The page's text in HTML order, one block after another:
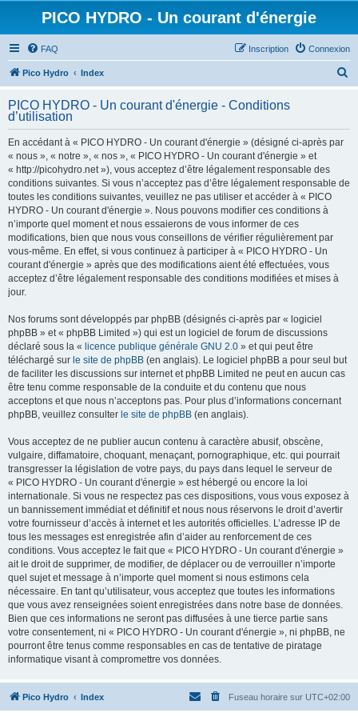
PICO HYDRO - Un courant d'énergie
FAQ Connexion
Inscription
Pico Hydro Index
h
PICO HYDRO - Un courant d'énergie - Conditions
d’utilisation
En accédant à « PICO HYDRO - Un courant d'énergie » (désigné ci-après par
« nous », « notre », « nos », « PICO HYDRO - Un courant d'énergie » et
« http://picohydro.net »), vous acceptez d’être légalement responsable des
conditions suivantes. Si vous n’acceptez pas d’être légalement responsable de
toutes les conditions suivantes, veuillez ne pas utiliser et accéder à « PICO
HYDRO - Un courant d'énergie ». Nous pouvons modifier ces conditions à
n’importe quel moment et nous essaierons de vous informer de ces
modifications, bien que nous vous conseillons de vérifier régulièrement par
vous-même. En effet, si vous continuez à participer à « PICO HYDRO - Un
courant d'énergie » après que des modifications aient été effectuées, vous
acceptez d’être légalement responsable des conditions modifiées et mises à
jour.
Nos forums sont développés par phpBB (désignés ci-après par « logiciel
phpBB » et « phpBB Limited ») qui est un logiciel de forum de discussions
déclaré sous la « licence publique générale GNU 2.0 » et qui peut être
téléchargé sur le site de phpBB (en anglais). Le logiciel phpBB a pour seul but
de faciliter les discussions sur internet et phpBB Limited ne peut en aucun cas
être tenu comme responsable de la conduite et du contenu que nous
acceptons et que nous n’acceptons pas. Pour plus d’informations concernant
phpBB, veuillez consulter le site de phpBB (en anglais).
Vous acceptez de ne publier aucun contenu à caractère abusif, obscène,
vulgaire, diffamatoire, choquant, menaçant, pornographique, etc. qui pourrait
transgresser la législation de votre pays, du pays dans lequel le serveur de
« PICO HYDRO - Un courant d'énergie » est hébergé ou encore la loi
internationale. Si vous ne respectez pas ces dispositions, vous vous exposez à
un bannissement immédiat et définitif et nous nous réservons le droit d’avertir
votre fournisseur d’accès à internet et les autorités officielles. L’adresse IP de
tous les messages est enregistrée afin d’aider au renforcement de ces
conditions. Vous acceptez le fait que « PICO HYDRO - Un courant d'énergie »
ait le droit de supprimer, de modifier, de déplacer ou de verrouiller n’importe
quel sujet et message à n’importe quel moment si nous estimons cela
nécessaire. En tant qu’utilisateur, vous acceptez que toutes les informations
que vous avez renseignées soient enregistrées dans notre base de données.
Bien que ces informations ne seront pas diffusées à une tierce partie sans
votre consentement, ni « PICO HYDRO - Un courant d'énergie », ni phpBB, ne
pourront être tenus comme responsables en cas de tentative de piratage
informatique visant à compromettre vos données.
Pico Hydro Index Fuseau horaire sur UTC+02:00